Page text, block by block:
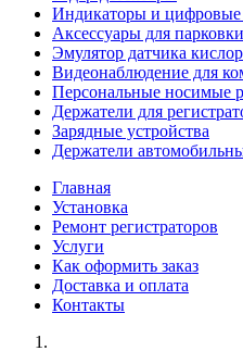
Индикаторы и цифровые
Аксессуары для парковки
Эмулятор датчика
Видеонаблюдение для
Персональные носимые
Держатели для
Зарядные устройства
Держатели
Главная
Установка
Ремонт регистраторов
Услуги
Как оформить заказ
Доставка и оплата
Контакты